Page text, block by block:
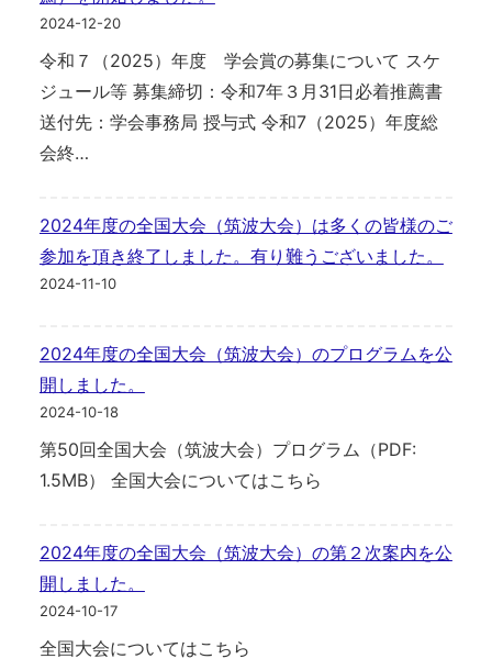
2024-12-20
令和７（2025）年度 学会賞の募集について スケ
ジュール等 募集締切：令和7年３月31日必着推薦書
送付先：学会事務局 授与式 令和7（2025）年度総
会終…
2024年度の全国大会（筑波大会）は多くの皆様のご
参加を頂き終了しました。有り難うございました。
2024-11-10
2024年度の全国大会（筑波大会）のプログラムを公
開しました。
2024-10-18
第50回全国大会（筑波大会）プログラム（PDF:
1.5MB） 全国大会についてはこちら
2024年度の全国大会（筑波大会）の第２次案内を公
開しました。
2024-10-17
全国大会についてはこちら